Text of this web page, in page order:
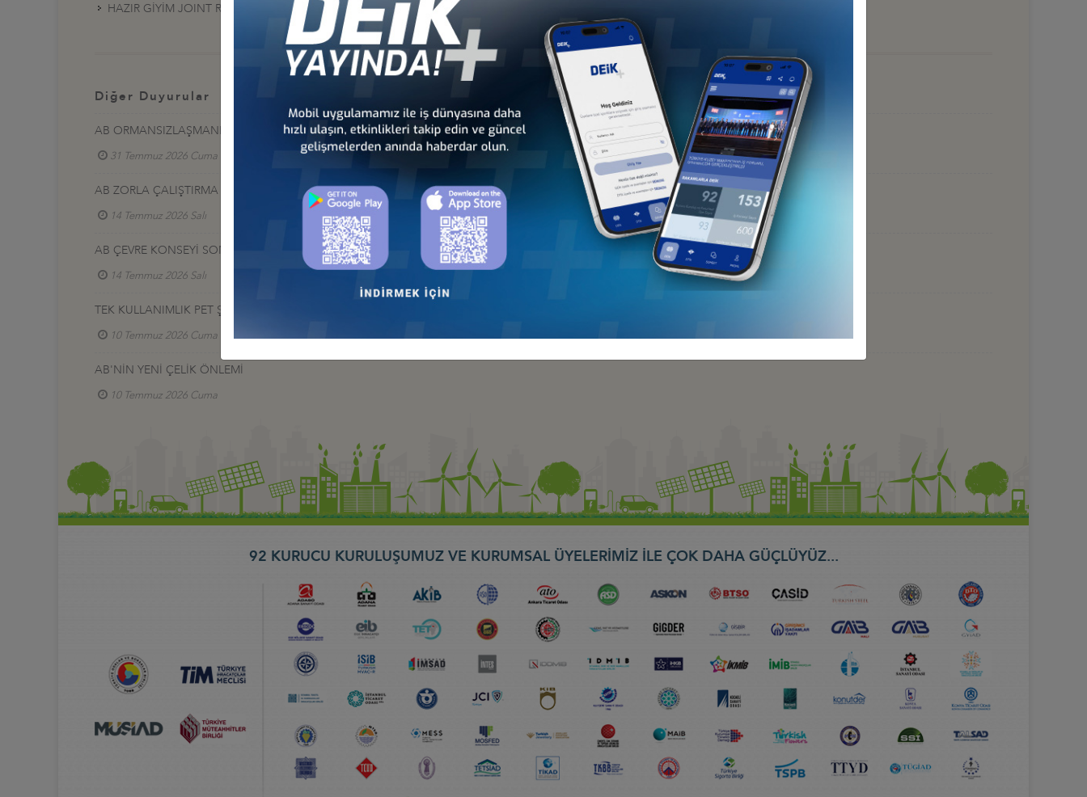
HAZIR GİYİM JOINT RESEARCH CENTER ÖN ÇALIŞMASI GÖRÜŞ VERME SÜRECİ
Diğer Duyurular
AB ORMANSIZLAŞMANIN ÖNLENMESİ MEVZUATI KAPSAMINDA İKİ YENİ UYGULAMANIN KABUL EDİLMESİ
31 Temmuz 2026 Cuma
AB ZORLA ÇALIŞTIRMA TEK PORTALI
14 Temmuz 2026 Salı Türkiye - Avrupa İş Konseyleri
AB ÇEVRE KONSEYİ SONUÇLARI
14 Temmuz 2026 Salı
TEK KULLANIMLIK PET ŞİŞELERİN GERİ DÖNÜŞÜM KURALLARI
10 Temmuz 2026 Cuma
AB'NİN YENİ ÇELİK ÖNLEMİ
10 Temmuz 2026 Cuma
92 KURUCU KURULUŞUMUZ VE KURUMSAL ÜYELERİMİZ İLE ÇOK DAHA GÜÇLÜYÜZ...